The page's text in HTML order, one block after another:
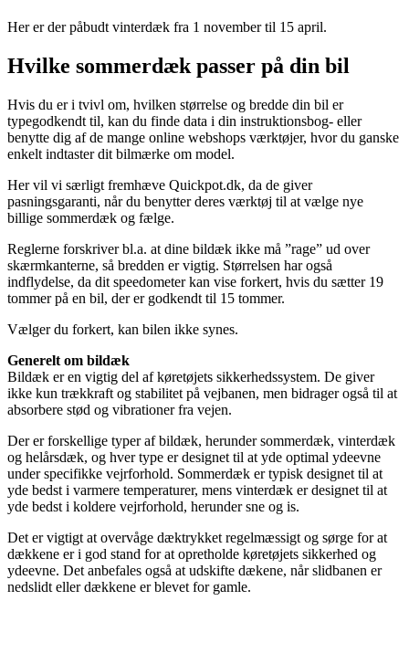
Her er der påbudt vinterdæk fra 1 november til 15 april.
Hvilke sommerdæk passer på din bil
Hvis du er i tvivl om, hvilken størrelse og bredde din bil er
typegodkendt til, kan du finde data i din instruktionsbog- eller
benytte dig af de mange online webshops værktøjer, hvor du ganske
enkelt indtaster dit bilmærke om model.
Her vil vi særligt fremhæve Quickpot.dk, da de giver
pasningsgaranti, når du benytter deres værktøj til at vælge nye
billige sommerdæk og fælge.
Reglerne forskriver bl.a. at dine bildæk ikke må ”rage” ud over
skærmkanterne, så bredden er vigtig. Størrelsen har også
indflydelse, da dit speedometer kan vise forkert, hvis du sætter 19
tommer på en bil, der er godkendt til 15 tommer.
Vælger du forkert, kan bilen ikke synes.
Generelt om bildæk
Bildæk er en vigtig del af køretøjets sikkerhedssystem. De giver
ikke kun trækkraft og stabilitet på vejbanen, men bidrager også til at
absorbere stød og vibrationer fra vejen.
Der er forskellige typer af bildæk, herunder sommerdæk, vinterdæk
og helårsdæk, og hver type er designet til at yde optimal ydeevne
under specifikke vejrforhold. Sommerdæk er typisk designet til at
yde bedst i varmere temperaturer, mens vinterdæk er designet til at
yde bedst i koldere vejrforhold, herunder sne og is.
Det er vigtigt at overvåge dæktrykket regelmæssigt og sørge for at
dækkene er i god stand for at opretholde køretøjets sikkerhed og
ydeevne. Det anbefales også at udskifte dækene, når slidbanen er
nedslidt eller dækkene er blevet for gamle.